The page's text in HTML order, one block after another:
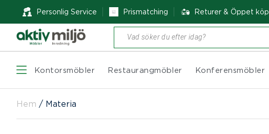
Personlig Service Prismatching Returer & Öppet köp
Produktsökning
Kontorsmöbler Restaurangmöbler Konferensmöbler
Hem / Materia